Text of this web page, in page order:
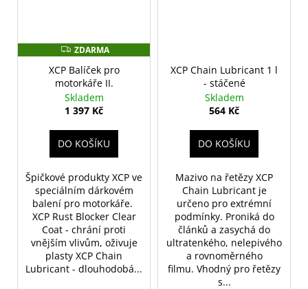
Z
D
A
R
M
A
ZDARMA
XCP Balíček pro
motorkáře II.
Skladem
1 397 Kč
DO KOŠÍKU
Špičkové produkty XCP ve
speciálním dárkovém
balení pro motorkáře.
XCP Rust Blocker Clear
Coat - chrání proti
vnějším vlivům, oživuje
plasty XCP Chain
Lubricant - dlouhodobá...
XCP Chain Lubricant 1 l
- stáčené
Skladem
564 Kč
DO KOŠÍKU
Mazivo na řetězy XCP
Chain Lubricant je
určeno pro extrémní
podmínky. Proniká do
článků a zasychá do
ultratenkého, nelepivého
a rovnoměrného
filmu. Vhodný pro řetězy
s...